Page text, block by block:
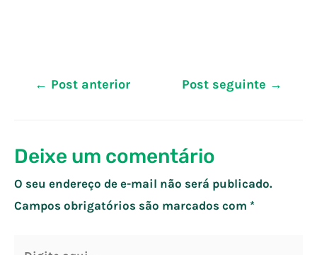
Navegação
← Post anterior Post seguinte →
Deixe um comentário
O seu endereço de e-mail não será publicado.
Campos obrigatórios são marcados com *